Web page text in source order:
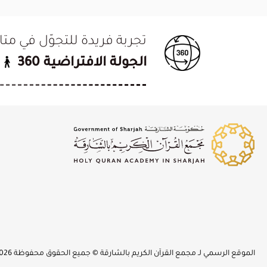
تجربة فريدة للتجوّل في
الجولة الافتراضية 360
الموقع الرسمي لـ مجمع القرآن الكريم بالشارقة © جميع الحقوق محفوظة 2026